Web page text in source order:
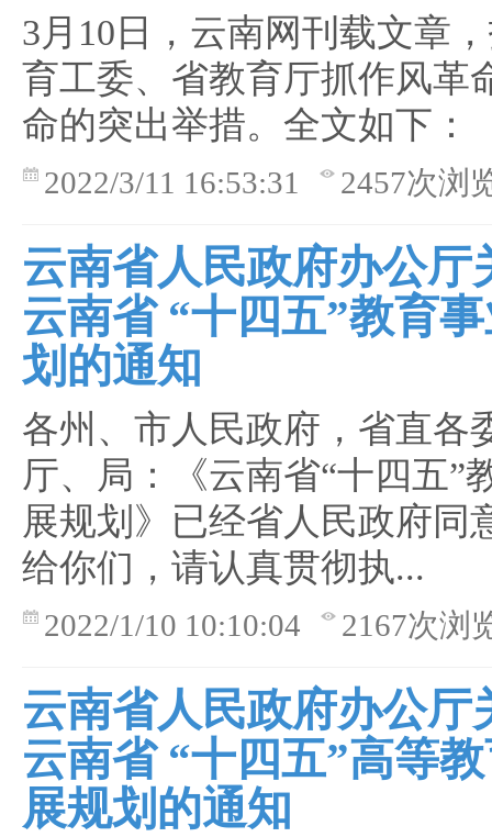
3月10日，云南网刊载文章
育工委、省教育厅抓作风革
命的突出举措。全文如下：
2022/3/11 16:53:31 2457次浏
云南省人民政府办公厅
云南省 “十四五”教育
划的通知
各州、市人民政府，省直各
厅、局：《云南省“十四五”
展规划》已经省人民政府同
给你们，请认真贯彻执...
2022/1/10 10:10:04 2167次浏
云南省人民政府办公厅
云南省 “十四五”高等
展规划的通知